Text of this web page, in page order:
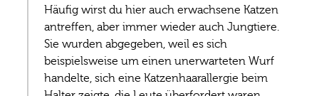
Häufig wirst du hier auch erwachsene Katzen
antreffen, aber immer wieder auch Jungtiere.
Sie wurden abgegeben, weil es sich
beispielsweise um einen unerwarteten Wurf
handelte, sich eine Katzenhaarallergie beim